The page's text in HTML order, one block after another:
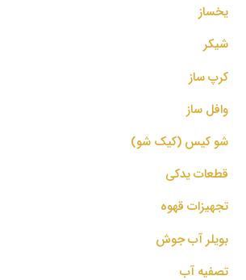
یخساز
شیکر
کرپ ساز
وافل ساز
شو کیس (کیک شو)
قطعات یدکی
تجهیزات قهوه
بویلر آب جوش
تصفیه آب